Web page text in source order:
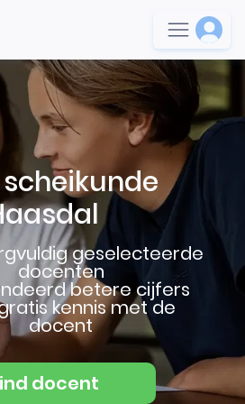
geselecteerde
docenten
betere cijfers
kennis met de
docent
docent